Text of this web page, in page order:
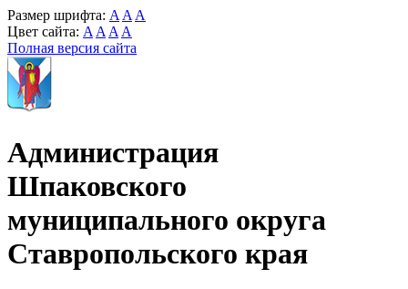
Размер шрифта: A A A
Цвет сайта: A A A A
Полная версия сайта
Администрация
Шпаковского
муниципального округа
Ставропольского края